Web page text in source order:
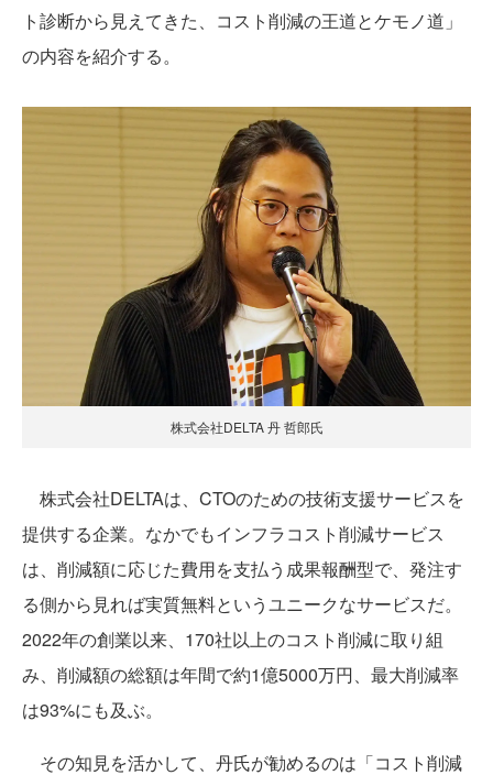
ト診断から見えてきた、コスト削減の王道とケモノ道」
の内容を紹介する。
株式会社DELTA 丹 哲郎氏
株式会社DELTAは、CTOのための技術支援サービスを
提供する企業。なかでもインフラコスト削減サービス
は、削減額に応じた費用を支払う成果報酬型で、発注す
る側から見れば実質無料というユニークなサービスだ。
2022年の創業以来、170社以上のコスト削減に取り組
み、削減額の総額は年間で約1億5000万円、最大削減率
は93%にも及ぶ。
その知見を活かして、丹氏が勧めるのは「コスト削減